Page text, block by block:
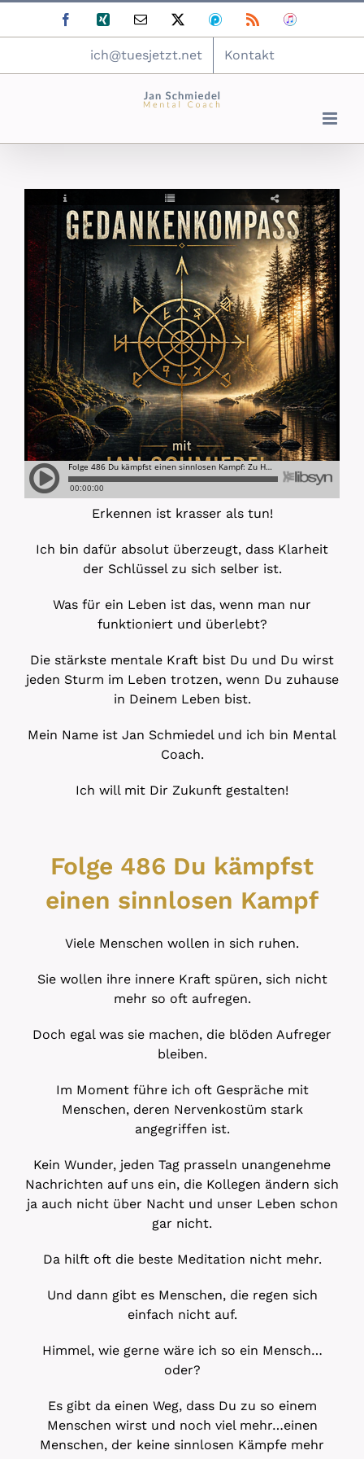
FacebookXing
E-
Podomatic ITunes
ich@tuesjetzt.net Kontakt
Erkennen ist krasser als tun!
Ich bin dafür absolut überzeugt, dass Klarheit
der Schlüssel zu sich selber ist.
Was für ein Leben ist das, wenn man nur
funktioniert und überlebt?
Die stärkste mentale Kraft bist Du und Du wirst
jeden Sturm im Leben trotzen, wenn Du zuhause
in Deinem Leben bist.
Mein Name ist Jan Schmiedel und ich bin Mental
Coach.
Ich will mit Dir Zukunft gestalten!
Folge 486 Du kämpfst
einen sinnlosen Kampf
Viele Menschen wollen in sich ruhen.
Sie wollen ihre innere Kraft spüren, sich nicht
mehr so oft aufregen.
Doch egal was sie machen, die blöden Aufreger
bleiben.
Im Moment führe ich oft Gespräche mit
Menschen, deren Nervenkostüm stark
angegriffen ist.
Kein Wunder, jeden Tag prasseln unangenehme
Nachrichten auf uns ein, die Kollegen ändern sich
ja auch nicht über Nacht und unser Leben schon
gar nicht.
Da hilft oft die beste Meditation nicht mehr.
Und dann gibt es Menschen, die regen sich
einfach nicht auf.
Himmel, wie gerne wäre ich so ein Mensch…
oder?
Es gibt da einen Weg, dass Du zu so einem
Menschen wirst und noch viel mehr…einen
Menschen, der keine sinnlosen Kämpfe mehr